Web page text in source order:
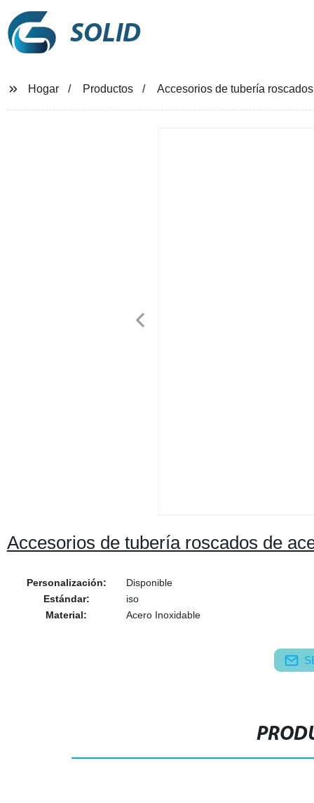
SOLID
Hogar Productos Accesorios de tubería
Accesorios de tubería roscados de
Personalización:
Disponible
Estándar:
iso
Material:
Acero Inoxidable